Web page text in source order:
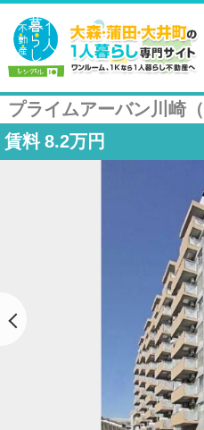
プライムアーバン川崎（
賃料 8.2万円